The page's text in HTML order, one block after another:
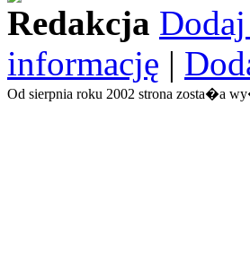
Redakcja
informację |
Od sierpnia roku 2002 strona zosta�a